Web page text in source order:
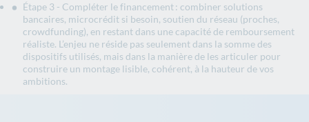
Étape 3 - Compléter le financement : combiner solutions
bancaires, microcrédit si besoin, soutien du réseau (proches,
crowdfunding), en restant dans une capacité de remboursement
réaliste. L’enjeu ne réside pas seulement dans la somme des
dispositifs utilisés, mais dans la manière de les articuler pour
construire un montage lisible, cohérent, à la hauteur de vos
ambitions.